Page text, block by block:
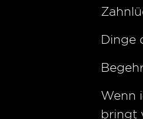
Dinge
Wenn
bringt